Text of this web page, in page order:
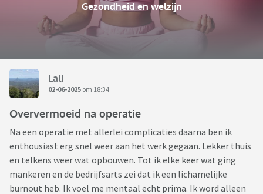
Gezondheid en welzijn
Lali
02-06-2025 om 18:34
Oververmoeid na operatie
Na een operatie met allerlei complicaties daarna ben ik
enthousiast erg snel weer aan het werk gegaan. Lekker thuis
en telkens weer wat opbouwen. Tot ik elke keer wat ging
mankeren en de bedrijfsarts zei dat ik een lichamelijke
burnout heb. Ik voel me mentaal echt prima. Ik word alleen